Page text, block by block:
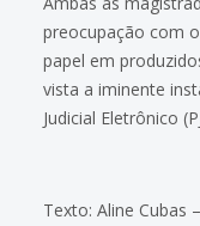
preocupação com
papel em
vista a iminente
Judicial Eletrônico
Texto: Aline Cubas